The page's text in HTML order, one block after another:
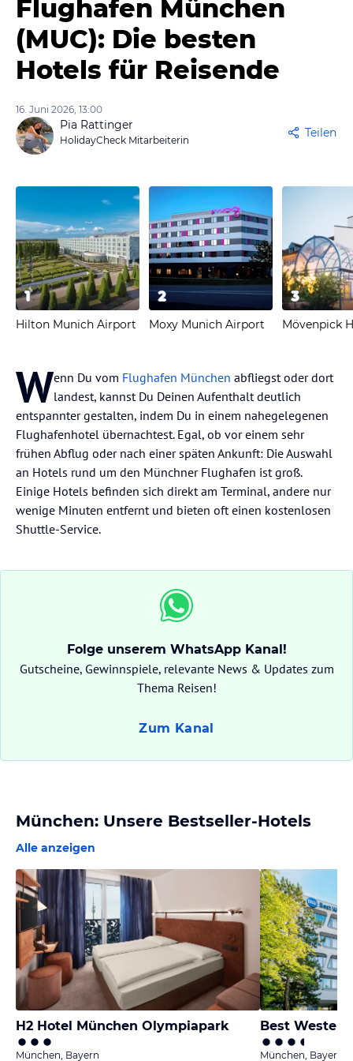
Flughafen München
(MUC): Die besten
Hotels für Reisende
16. Juni 2026, 13:00
Pia Rattinger
HolidayCheck Mitarbeiterin
Teilen
1
Hilton Munich Airport
2
Moxy Munich Airport
3
Wenn Du vom Flughafen München abfliegst oder dort
landest, kannst Du Deinen Aufenthalt deutlich
entspannter gestalten, indem Du in einem nahegelegenen
Flughafenhotel übernachtest. Egal, ob vor einem sehr
frühen Abflug oder nach einer späten Ankunft: Die Auswahl
an Hotels rund um den Münchner Flughafen ist groß.
Einige Hotels befinden sich direkt am Terminal, andere nur
wenige Minuten entfernt und bieten oft einen kostenlosen
Shuttle-Service.
Folge unserem WhatsApp Kanal!
Gutscheine, Gewinnspiele, relevante News & Updates zum
Thema Reisen!
Zum Kanal
München: Unsere Bestseller-Hotels
Alle anzeigen
H2 Hotel München Olympiapark
München, Bayern
München, Bayern